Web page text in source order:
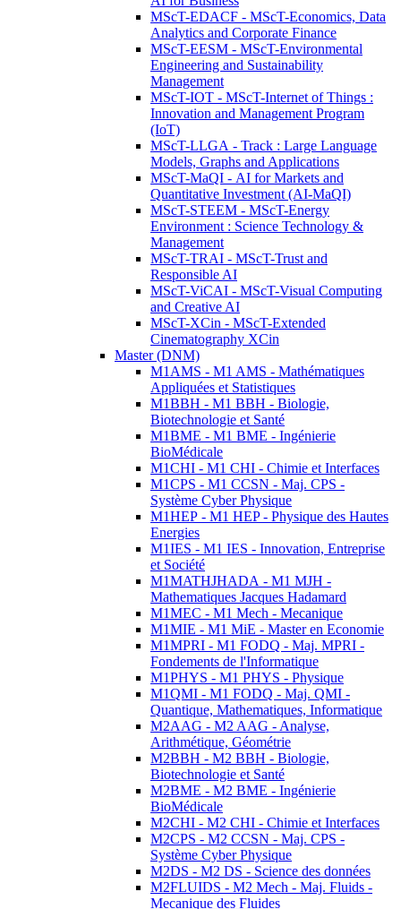
MScT-EDACF - MScT-Economics, Data
Analytics and Corporate Finance
MScT-EESM - MScT-Environmental
Engineering and Sustainability
Management
MScT-IOT - MScT-Internet of Things :
Innovation and Management Program
(IoT)
MScT-LLGA - Track : Large Language
Models, Graphs and Applications
MScT-MaQI - AI for Markets and
Quantitative Investment (AI-MaQI)
MScT-STEEM - MScT-Energy
Environment : Science Technology &
Management
MScT-TRAI - MScT-Trust and
Responsible AI
MScT-ViCAI - MScT-Visual Computing
and Creative AI
MScT-XCin - MScT-Extended
Cinematography XCin
Master (DNM)
M1AMS - M1 AMS - Mathématiques
Appliquées et Statistiques
M1BBH - M1 BBH - Biologie,
Biotechnologie et Santé
M1BME - M1 BME - Ingénierie
BioMédicale
M1CHI - M1 CHI - Chimie et Interfaces
M1CPS - M1 CCSN - Maj. CPS -
Système Cyber Physique
M1HEP - M1 HEP - Physique des Hautes
Energies
M1IES - M1 IES - Innovation, Entreprise
et Société
M1MATHJHADA - M1 MJH -
Mathematiques Jacques Hadamard
M1MEC - M1 Mech - Mecanique
M1MIE - M1 MiE - Master en Economie
M1MPRI - M1 FODQ - Maj. MPRI -
Fondements de l'Informatique
M1PHYS - M1 PHYS - Physique
M1QMI - M1 FODQ - Maj. QMI -
Quantique, Mathematiques, Informatique
M2AAG - M2 AAG - Analyse,
Arithmétique, Géométrie
M2BBH - M2 BBH - Biologie,
Biotechnologie et Santé
M2BME - M2 BME - Ingénierie
BioMédicale
M2CHI - M2 CHI - Chimie et Interfaces
M2CPS - M2 CCSN - Maj. CPS -
Système Cyber Physique
M2DS - M2 DS - Science des données
M2FLUIDS - M2 Mech - Maj. Fluids -
Mecanique des Fluides